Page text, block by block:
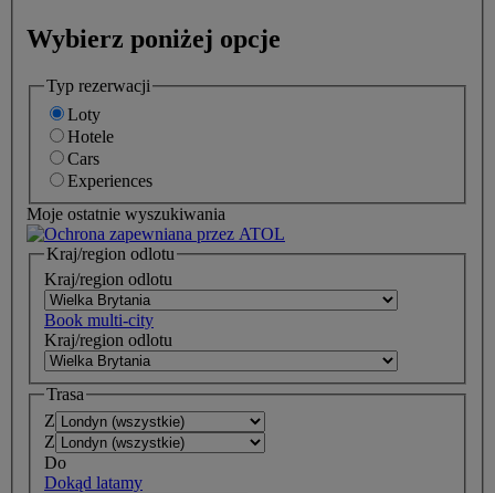
Wybierz poniżej opcje
Typ rezerwacji
Loty
Hotele
Cars
Experiences
Moje ostatnie wyszukiwania
Kraj/region odlotu
Kraj/region odlotu
Book multi-city
Kraj/region odlotu
Trasa
Z
Z
Do
Dokąd latamy